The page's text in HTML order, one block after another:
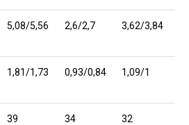
5,08/5,56 2,6/2,7 3,62/3,84
1,81/1,73 0,93/0,84 1,09/1
39 34 32